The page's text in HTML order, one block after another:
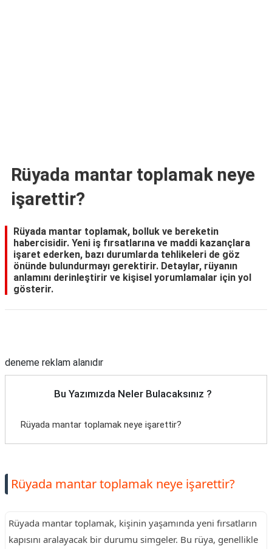
Rüyada mantar toplamak neye
işarettir?
Rüyada mantar toplamak, bolluk ve bereketin
habercisidir. Yeni iş fırsatlarına ve maddi kazançlara
işaret ederken, bazı durumlarda tehlikeleri de göz
önünde bulundurmayı gerektirir. Detaylar, rüyanın
anlamını derinleştirir ve kişisel yorumlamalar için yol
gösterir.
deneme reklam alanıdır
Bu Yazımızda Neler Bulacaksınız ?
Rüyada mantar toplamak neye işarettir?
Rüyada mantar toplamak neye işarettir?
Rüyada mantar toplamak, kişinin yaşamında yeni fırsatların
kapısını aralayacak bir durumu simgeler. Bu rüya, genellikle